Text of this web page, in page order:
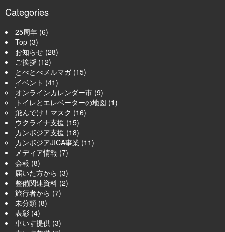
Categories
25周年 (6)
Top (3)
お知らせ (28)
ご挨拶 (12)
とべとべメルマガ(15)
イベント (41)
オンラインカレンダー市 (9)
トイレとエレベーターの地図 (1)
飛んでけ！マスク (16)
ウクライナ支援 (15)
カンボジア支援 (18)
カンボジアJICA事業 (11)
メディア情報 (7)
会報 (8)
届いた方から (3)
整備関連資料 (2)
旅行者から (7)
未分類 (8)
表彰 (4)
車いす提供 (3)